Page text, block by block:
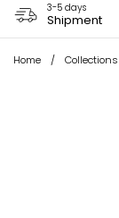
3-5 days
Shipment
Home / Collections